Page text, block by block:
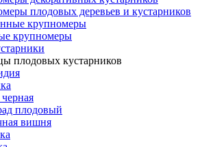
плодовых деревьев и кустарников
крупномеры
крупномеры
плодовых кустарников
плодовый
вишня